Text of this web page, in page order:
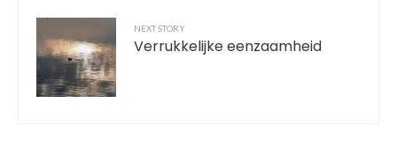
NEXT STORY
Verrukkelijke eenzaamheid